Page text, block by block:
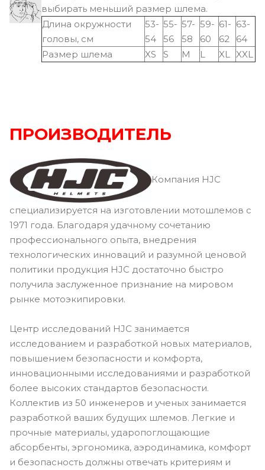
выбирать меньший размер шлема.
Длина окружности
головы, см
53-
54
55-
56
57-
58
59-
60
61-
62
63-
64
Размер шлема
XS S M L XL XXL
ПРОИЗВОДИТЕЛЬ
Компания HJC
специализируется на изготовлении мотошлемов с
1971 года. Благодаря удачному сочетанию
профессионального опыта, внедрения
технологических инноваций и разумной ценовой
политики продукция HJC достаточно быстро
получила заслуженное признание на мировом
рынке мотоэкипировки.
Центр исследований HJC занимается
исследованием и разработкой новых материалов,
повышением безопасности и комфорта,
инновационными исследованиями и разработкой
более высоких стандартов безопасности.
Коллектив из 50 инженеров и ученых занимается
разработкой ваших будущих шлемов. Легкие и
прочные материалы, ударопоглощающие
абсорбенты, эргономика, аэродинамика, комфорт
и безопасность должны отвечать критериям и